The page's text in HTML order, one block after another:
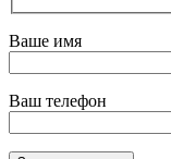
Ваше имя
Ваш телефон